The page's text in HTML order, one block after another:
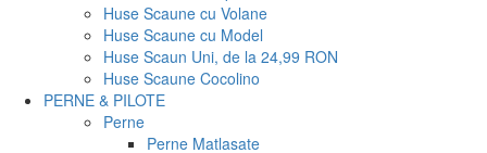
Huse Scaune cu Volane
Huse Scaune cu Model
Huse Scaun Uni, de la 24,99 RON
Huse Scaune Cocolino
PERNE & PILOTE
Perne
Perne Matlasate